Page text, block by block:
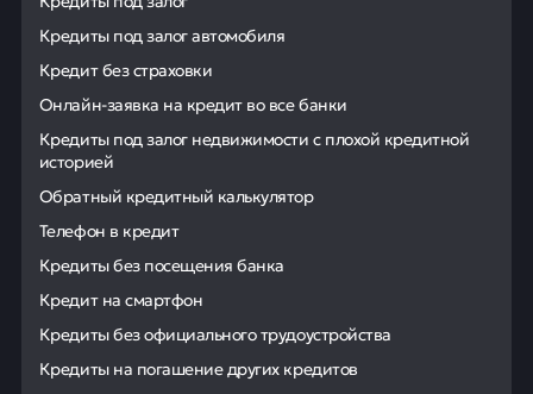
Кредиты под залог автомобиля
Кредит без страховки
Онлайн-заявка на кредит во все банки
Кредиты под залог недвижимости с плохой кредитной
историей
Обратный кредитный калькулятор
Телефон в кредит
Кредиты без посещения банка
Кредит на смартфон
Кредиты без официального трудоустройства
Кредиты на погашение других кредитов